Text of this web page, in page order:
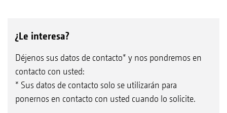
¿Le interesa?
Déjenos sus datos de contacto* y nos pondremos en
contacto con usted:
* Sus datos de contacto solo se utilizarán para
ponernos en contacto con usted cuando lo solicite.